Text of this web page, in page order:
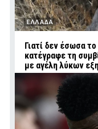
ΕΛΛΑΔΑ
Γιατί δεν έσωσα
κατέγραφε τη
με αγέλη λύκων